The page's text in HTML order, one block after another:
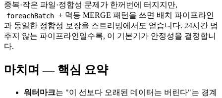
중복·작은 파일·정합성 문제가 한꺼번에 터지지만,
foreachBatch + 멱등 MERGE 패턴을 쓰면 배치 파이프라인
과 동일한 정합성 보장을 스트리밍에서도 얻습니다. 24시간 멈
추지 않는 파이프라인일수록, 이 기본기가 안정성을 결정합니
다.
마치며 — 핵심 요약
워터마크는 "이 선보다 오래된 데이터는 버린다"는 경계